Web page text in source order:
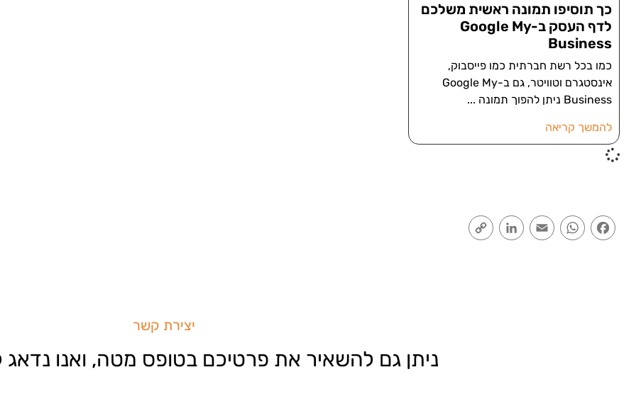
כך תוסיפו תמונה ראשית משלכם
לדף העסק ב-Google My
Business
כמו בכל רשת חברתית כמו פייסבוק,
אינסטגרם וטוויטר, גם ב-Google My
Business ניתן להפוך תמונה
להמשך קריאה
Facebook
WhatsApp
Email
LinkedIn
יצירת קשר
ניתן גם להשאיר את פרטיכם בטופס מטה, ואנו נדאג